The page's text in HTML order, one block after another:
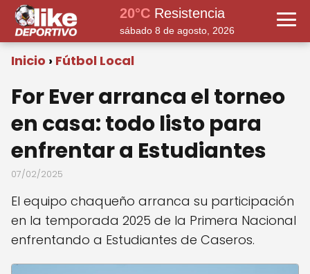
20°C Resistencia
sábado 8 de agosto, 2026
Inicio Fútbol Local
For Ever arranca el torneo
en casa: todo listo para
enfrentar a Estudiantes
07/02/2025
El equipo chaqueño arranca su participación
en la temporada 2025 de la Primera Nacional
enfrentando a Estudiantes de Caseros.